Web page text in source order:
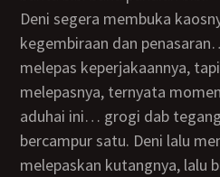
Deni segera membuka kaosnya, sangat penuh luapan
kegembiraan dan
melepas keperjakaannya,
melepasnya, ternyata
aduhai ini… grogi dab
bercampur satu. Deni lalu
melepaskan kutangnya, lalu